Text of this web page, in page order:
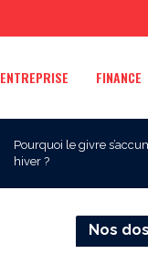
ENTREPRISE FINANCE
Pourquoi le givre
hiver ?
Nos